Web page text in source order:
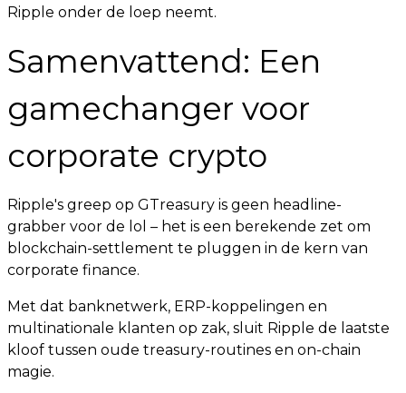
Ripple onder de loep neemt.
Samenvattend: Een
gamechanger voor
corporate crypto
Ripple's greep op GTreasury is geen headline-
grabber voor de lol – het is een berekende zet om
blockchain-settlement te pluggen in de kern van
corporate finance.
Met dat banknetwerk, ERP-koppelingen en
multinationale klanten op zak, sluit Ripple de laatste
kloof tussen oude treasury-routines en on-chain
magie.